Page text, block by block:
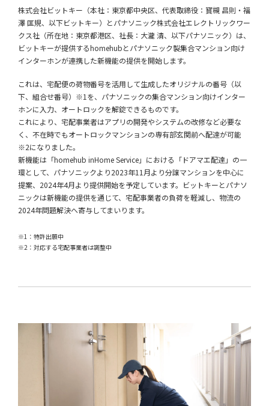
株式会社ビットキー（本社：東京都中央区、代表取締役：寳槻 昌則・福
澤 匡規、以下ビットキー）とパナソニック株式会社エレクトリックワー
クス社（所在地：東京都港区、社長：大瀧 清、以下パナソニック）は、
ビットキーが提供するhomehubとパナソニック製集合マンション向け
インターホンが連携した新機能の提供を開始します。
これは、宅配便の荷物番号を活用して生成したオリジナルの番号（以
下、組合せ番号）※1を、パナソニックの集合マンション向けインター
ホンに入力、オートロックを解錠できるものです。
これにより、宅配事業者はアプリの開発やシステムの改修など必要な
く、不在時でもオートロックマンションの専有部玄関前へ配達が可能
※2になりました。
新機能は「homehub inHome Service」における「ドアマエ配達」の一
環として、パナソニックより2023年11月より分譲マンションを中心に
提案、2024年4月より提供開始を予定しています。ビットキーとパナソ
ニックは新機能の提供を通じて、宅配事業者の負荷を軽減し、物流の
2024年問題解決へ寄与してまいります。
※1：特許出願中
※2：対応する宅配事業者は調整中